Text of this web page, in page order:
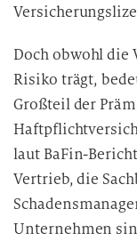
Doch obwohl die
Risiko trägt,
Großteil der
laut BaFin-
Vertrieb, die
Unternehmen